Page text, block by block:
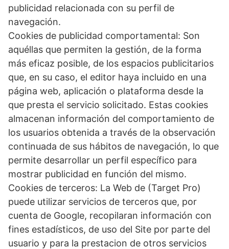
publicidad relacionada con su perfil de
navegación.
Cookies de publicidad comportamental: Son
aquéllas que permiten la gestión, de la forma
más eficaz posible, de los espacios publicitarios
que, en su caso, el editor haya incluido en una
página web, aplicación o plataforma desde la
que presta el servicio solicitado. Estas cookies
almacenan información del comportamiento de
los usuarios obtenida a través de la observación
continuada de sus hábitos de navegación, lo que
permite desarrollar un perfil específico para
mostrar publicidad en función del mismo.
Cookies de terceros: La Web de (Target Pro)
puede utilizar servicios de terceros que, por
cuenta de Google, recopilaran información con
fines estadísticos, de uso del Site por parte del
usuario y para la prestacion de otros servicios